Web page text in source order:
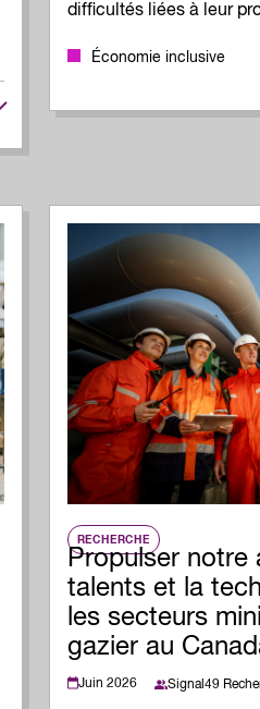
difficultés liées à leur
Économie inclusive
RECHERCHE
Propulser notre
talents et la
les secteurs
gazier au
Juin 2026 Signal49